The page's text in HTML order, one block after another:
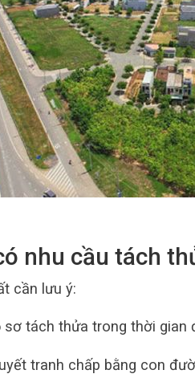
nhu cầu tách
cần lưu ý:
sơ tách thửa trong thời gian
tranh chấp bằng con